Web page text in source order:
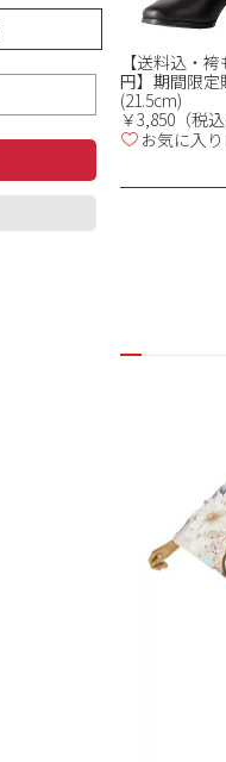
【送料込・
円】期間限定
(21.5cm)
￥3,850（税込
お気に入